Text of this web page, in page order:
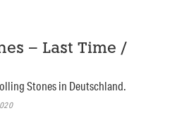
– Last Time /
Stones in Deutschland.